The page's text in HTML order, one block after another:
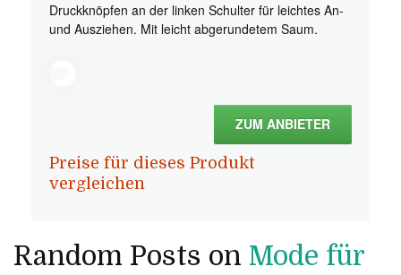
Druckknöpfen an der linken Schulter für leichtes An-
und Ausziehen. Mit leicht abgerundetem Saum.
ZUM ANBIETER
Preise für dieses Produkt
vergleichen
Random Posts on Mode für